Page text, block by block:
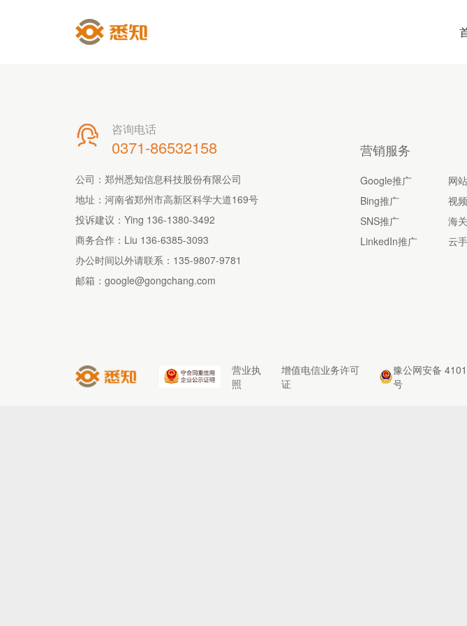
 咨询电话
0371-86532158
公司：郑州悉知信息科技股份有限公司
地址：河南省郑州市高新区科学大道169号
投诉建议：Ying 136-1380-3492
商务合作：Liu 136-6385-3093
办公时间以外请联系： 135-9807-9781
邮箱： google@gongchang.com
营销服务
Google推广
Bing推广
SNS推广
LinkedIn推广
网
视
海
云
营业执
照
增值电信业务许可
证
豫公网安备
号